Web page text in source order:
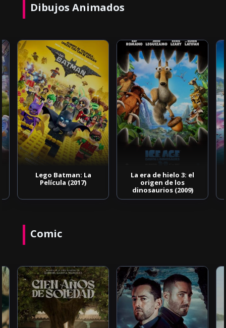
Dibujos Animados
Lego Batman: La
Película (2017)
La era de hielo 3: el
origen de los
dinosaurios (2009)
Comic